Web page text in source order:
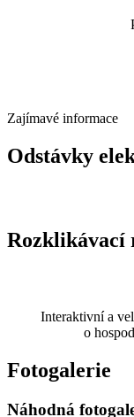
Zajímavé informace
Odstávky
Rozklikávací
Interaktivní a
o
Fotogalerie
Náhodná